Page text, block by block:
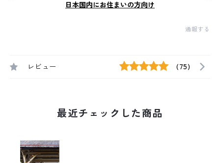
日本国内にお住まいの方向け
通報する
レビュー (75)
最近チェックした商品